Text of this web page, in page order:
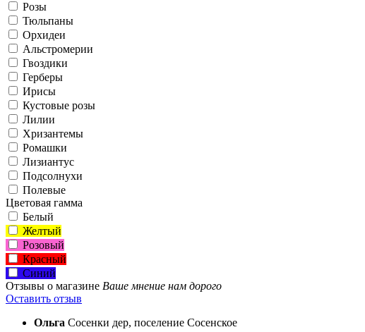
Розы
Тюльпаны
Орхидеи
Альстромерии
Гвоздики
Герберы
Ирисы
Кустовые розы
Лилии
Хризантемы
Ромашки
Лизиантус
Подсолнухи
Полевые
Цветовая гамма
Белый
Желтый
Розовый
Красный
Синий
Отзывы о магазине Ваше мнение нам дорого
Оставить отзыв
Ольга Сосенки дер, поселение Сосенское